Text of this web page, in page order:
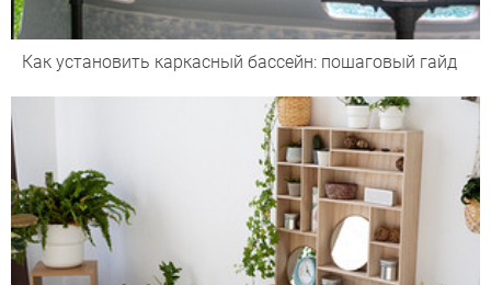
Как установить каркасный бассейн: пошаговый гайд